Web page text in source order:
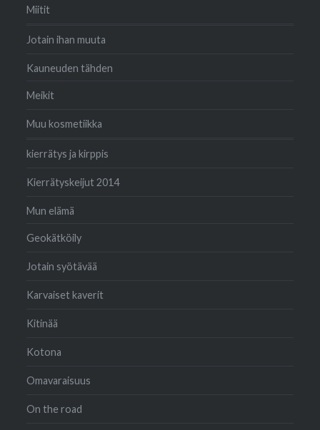
Miitit
Jotain ihan muuta
Kauneuden tähden
Meikit
Muu kosmetiikka
kierrätys ja kirppis
Kierrätyskeijut 2014
Mun elämä
Geokätköily
Jotain syötävää
Karvaiset kaverit
Kitinää
Kotona
Omavaraisuus
On the road